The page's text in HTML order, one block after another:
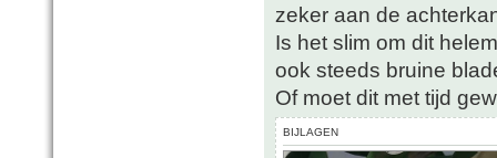
zeker aan de
Is het slim om dit
ook steeds bruine
Of moet dit met tijd
BIJLAGEN